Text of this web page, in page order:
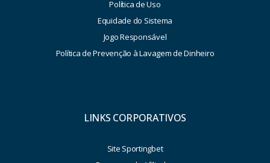
Política de Uso
Equidade do Sistema
Jogo Responsável
Política de Prevenção à Lavagem de Dinheiro
LINKS CORPORATIVOS
Site Sportingbet